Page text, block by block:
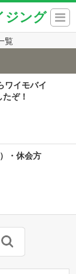
ジング
覧
ワイモバイ
ぞ！
・休会方